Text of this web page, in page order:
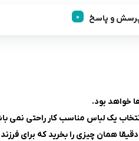
و پاسخ
خواهد بود.
یک لباس مناسب کار راحتی نمی
همان چیزی را بخرید که برای